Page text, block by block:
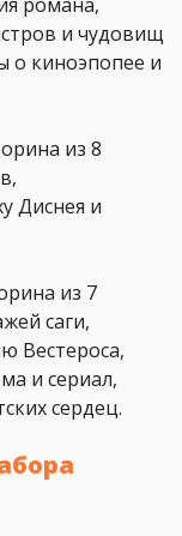
и чудовищ
о киноэпопее и
из 8
Диснея и
из 7
саги,
Вестероса,
и сериал,
сердец.